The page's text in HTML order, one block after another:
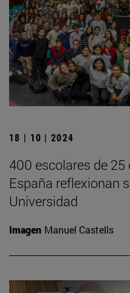
18 | 10 | 2024
400 escolares de
España reflexionan
Universidad
Imagen Manuel Castells